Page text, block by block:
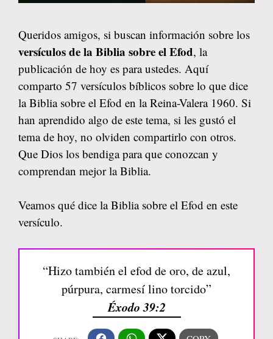
Queridos amigos, si buscan información sobre los
versículos de la Biblia sobre el Efod, la
publicación de hoy es para ustedes. Aquí
comparto 57 versículos bíblicos sobre lo que dice
la Biblia sobre el Efod en la Reina-Valera 1960. Si
han aprendido algo de este tema, si les gustó el
tema de hoy, no olviden compartirlo con otros.
Que Dios los bendiga para que conozcan y
comprendan mejor la Biblia.
Veamos qué dice la Biblia sobre el Efod en este
versículo.
“Hizo también el efod de oro, de azul,
púrpura, carmesí lino torcido”
Éxodo 39:2